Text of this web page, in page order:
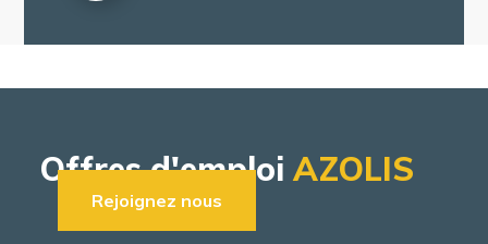
Offres d'emploiAZOLIS
Rejoignez nous